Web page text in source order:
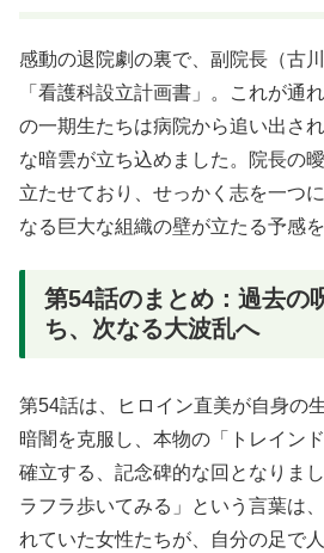
感動の退院劇の裏で、副院長（古
「看護科設立計画書」
。これが通
の一期生たちは病院から追い出さ
な暗雲が立ち込めました 。院長の
立たせており、せっかく志を一つ
なる巨大な組織の壁が立たる予感
第54話のまとめ：過去の
ち、次なる大波乱へ
第54話は、ヒロイン直美が自身の
暗闇を克服し、本物の「トレイン
確立する、記念碑的な回となりま
ラフラ歩いてみる」という言葉は
れていた女性たちが、自分の足で